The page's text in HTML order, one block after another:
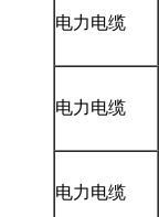
电力电缆
电力电缆
电力电缆